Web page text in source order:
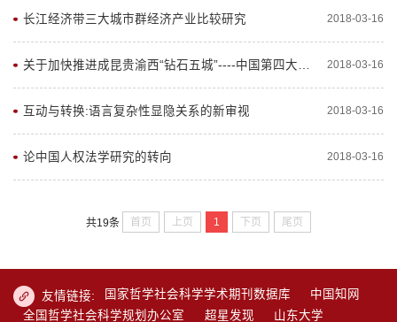
长江经济带三大城市群经济产业比较研究 2018-03-16
关于加快推进成昆贵渝西“钻石五城”----中国第四大城市群建设的若干思考 2018-03-16
互动与转换:语言复杂性显隐关系的新审视 2018-03-16
论中国人权法学研究的转向 2018-03-16
共19条 首页 上页 1 下页 尾页
友情链接: 国家哲学社会科学学术期刊数据库
中国知网
全国哲学社会科学规划办公室
超星发现 山东大学